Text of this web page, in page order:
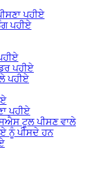
ਪਹੀਏ
ਪਹੀਏ
ਪਹੀਏ
ਪਹੀਏ
ਪਹੀਏ
ਟੂਲ ਪੀਸਣ ਵਾਲੇ
ਨੂੰ ਪੀਸਦੇ ਹਨ